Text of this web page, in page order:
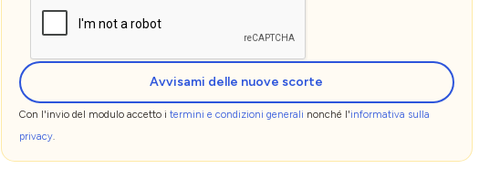
Avvisami delle nuove scorte
Con l'invio del modulo accetto i termini e condizioni generali nonché l'informativa sulla
privacy.